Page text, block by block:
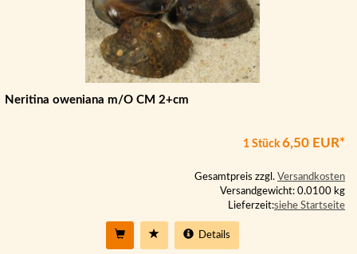
Neritina oweniana m/O CM 2+cm
1 Stück 6,50 EUR*
Gesamtpreis zzgl. Versandkosten
Versandgewicht: 0.0100 kg
Lieferzeit:siehe Startseite
Details